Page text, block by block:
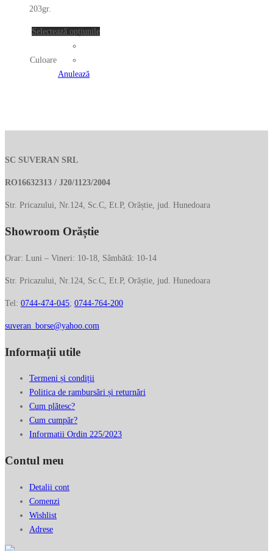
203gr.
Selectează opțiunileAcest
pot
pagina
Culoare
Anulează
SC SUVERAN SRL
RO16632313 / J20/1123/2004
Str. Pricazului, Nr.124, Sc.C, Et.P, Orăștie, jud. Hunedoara
Showroom Orăștie
Orar: Luni – Vineri: 10-18, Sâmbătă: 10-14
Str. Pricazului, Nr.124, Sc.C, Et.P, Orăștie, jud. Hunedoara
Tel: 0744-474-045; 0744-764-200
suveran_borse@yahoo.com
Informații utile
Termeni și condiții
Politica de rambursări și returnări
Cum plătesc?
Cum cumpăr?
Informatii Ordin 225/2023
Contul meu
Detalii cont
Comenzi
Wishlist
Adrese